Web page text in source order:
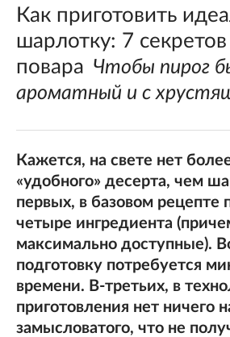
Как приготовить
шарлотку: 7
повара Чтобы пирог
ароматный и с
Кажется, на свете нет
«удобного» десерта, чем
первых, в базовом рецепте
четыре ингредиента
максимально доступные).
подготовку потребуется
времени. В-третьих, в
приготовления нет ничего
замысловатого, что не